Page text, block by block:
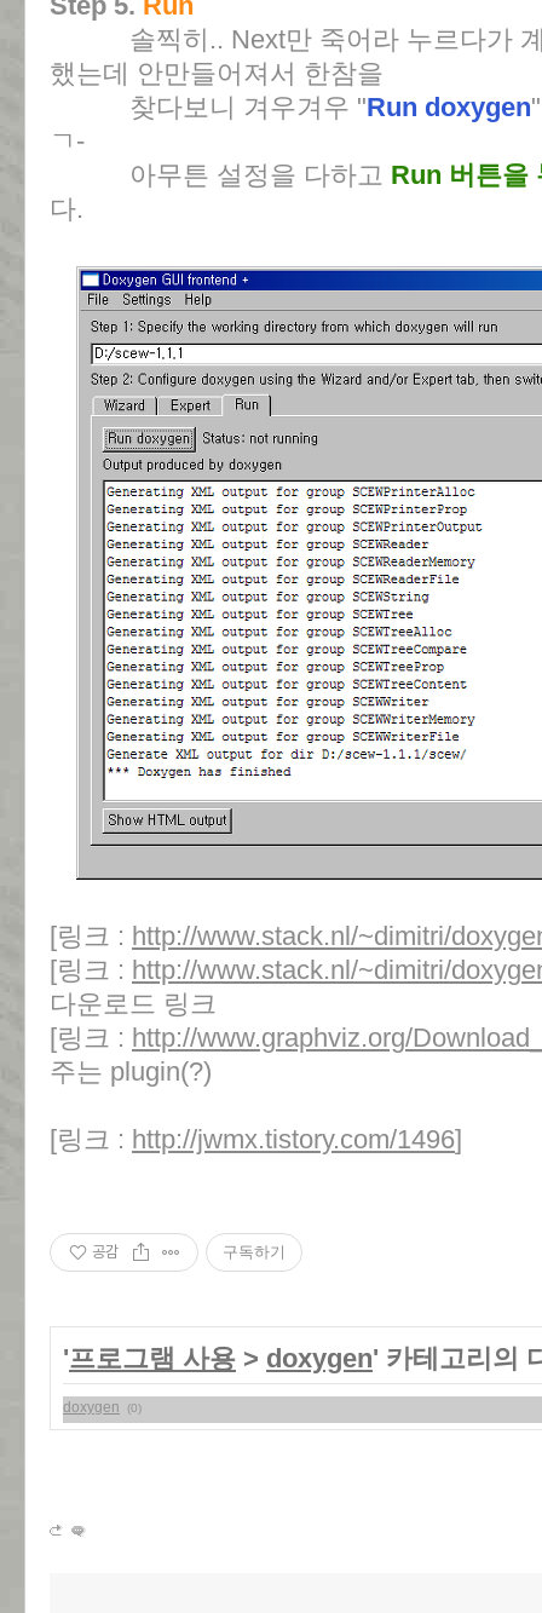
솔찍히.. Next만 죽어라 누르다가 계
했는데 안만들어져서 한참을
찾다보니 겨우겨우 "Run doxygen
ㄱ-
아무튼 설정을 다하고 Run 버튼을
다.
[링크 : http://www.stack.nl/~dimitri/
[링크 : http://www.stack.nl/~dimitri/
다운로드 링크
[링크 : http://www.graphviz.org/
주는 plugin(?)
[링크 : http://jwmx.tistory.com/1496]
공감 구독하기
'프로그램 사용 > doxygen' 카테고리의
doxygen (0)